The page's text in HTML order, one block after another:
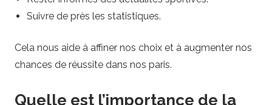
Suivre de près les statistiques.
Cela nous aide à affiner nos choix et à augmenter nos
chances de réussite dans nos paris.
Quelle est l’importance de la